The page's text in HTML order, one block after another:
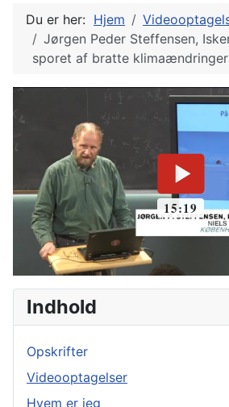
Du er her: Hjem
Jørgen Peder Steffensen,
sporet af bratte klimaændringer
Indhold
Opskrifter
Videooptagelser
Hvem er jeg